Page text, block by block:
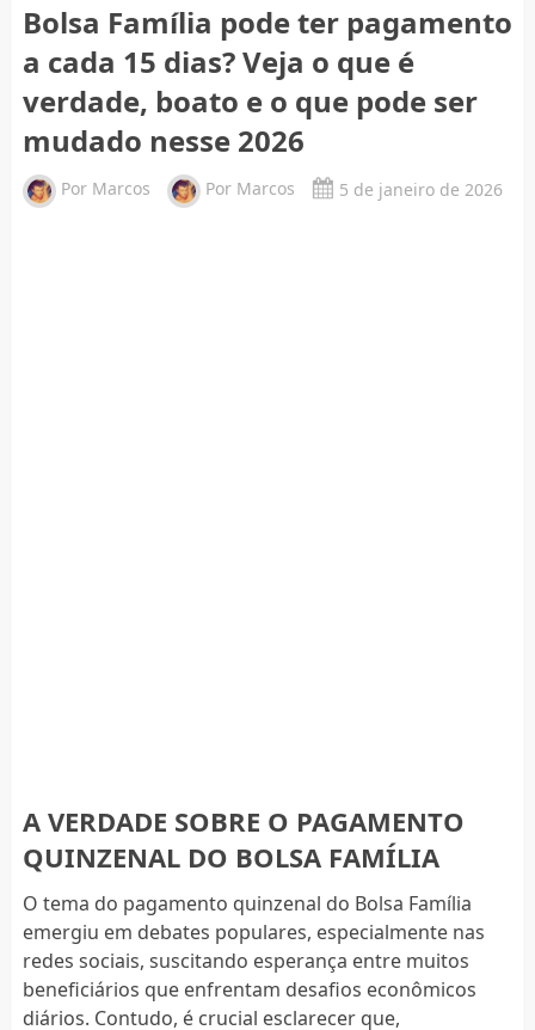
Bolsa Família pode ter pagamento
a cada 15 dias? Veja o que é
verdade, boato e o que pode ser
mudado nesse 2026
Por Marcos Por Marcos 5 de janeiro de 2026
A VERDADE SOBRE O PAGAMENTO
QUINZENAL DO BOLSA FAMÍLIA
O tema do pagamento quinzenal do Bolsa Família
emergiu em debates populares, especialmente nas
redes sociais, suscitando esperança entre muitos
beneficiários que enfrentam desafios econômicos
diários. Contudo, é crucial esclarecer que,